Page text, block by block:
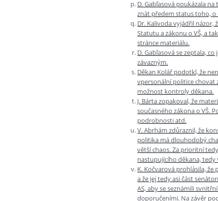
D. Gabľasová poukázala
znát předem status toho,
Dr. Kalivoda vyjádřil
Statutu a zákonu o VŠ, a
stránce materiálu.
D. Gabľasová se zeptala,
závazným.
Děkan Kolář podotkl, že
vpersonální politice chovat
možnost kontroly děkana.
J. Bárta zopakoval, že
současného zákona o VŠ.
podrobnosti atd.
V. Abrhám zdůraznil, že
politika má dlouhodobý
větší chaos. Za prioritní
nastupujícího děkana,
K. Kočvarová prohlásila,
a že jej tedy asi část
AS, aby se seznámili
doporučeními. Na závěr